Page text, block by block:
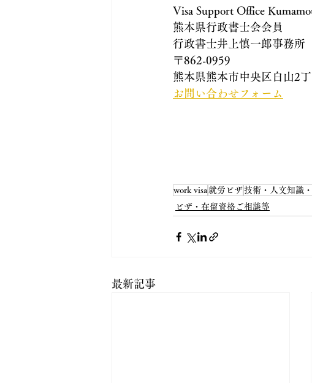
Visa Support Office
熊本県行政書士会会員
行政書士井上慎一郎事務所
〒862-0959
熊本県熊本市中央区白山2
お問い合わせフォーム
work visa 就労ビザ技術・人文知識
ビザ・在留資格ご相談等
最新記事